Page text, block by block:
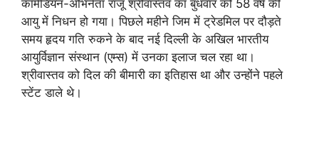
कॉमेडियन-अभिनेता राजू श्रीवास्तव का बुधवार को 58 वर्ष की
आयु में निधन हो गया। पिछले महीने जिम में ट्रेडमिल पर दौड़ते
समय हृदय गति रुकने के बाद नई दिल्ली के अखिल भारतीय
आयुर्विज्ञान संस्थान (एम्स) में उनका इलाज चल रहा था।
श्रीवास्तव को दिल की बीमारी का इतिहास था और उन्होंने पहले
स्टेंट डाले थे।